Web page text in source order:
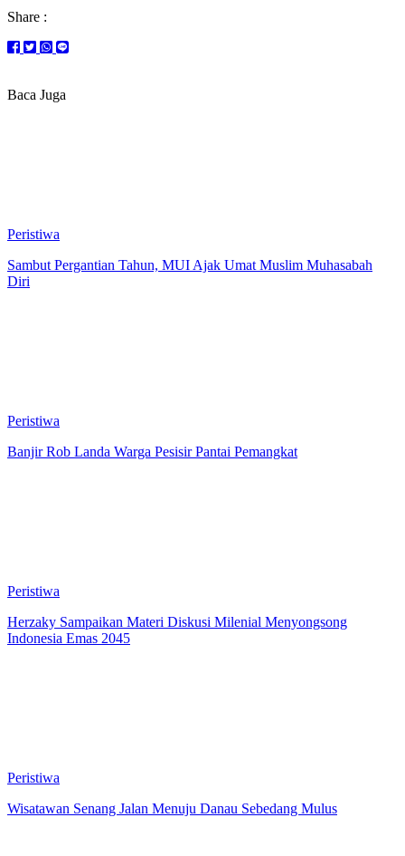
Share :
Baca Juga
Peristiwa
Sambut Pergantian Tahun, MUI Ajak Umat Muslim Muhasabah
Diri
Peristiwa
Banjir Rob Landa Warga Pesisir Pantai Pemangkat
Peristiwa
Herzaky Sampaikan Materi Diskusi Milenial Menyongsong
Indonesia Emas 2045
Peristiwa
Wisatawan Senang Jalan Menuju Danau Sebedang Mulus